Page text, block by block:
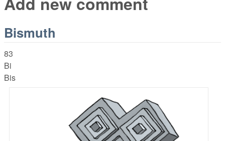
Bismuth
83
Bi
Bis